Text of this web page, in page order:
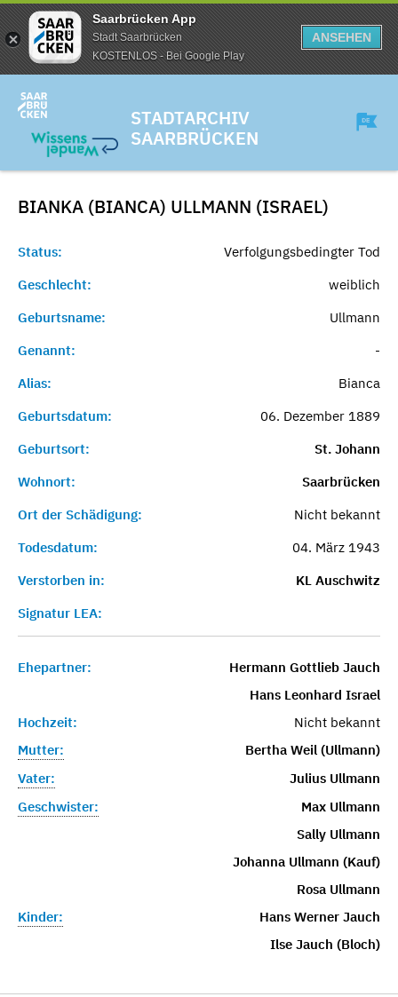
Saarbrücken App
Stadt Saarbrücken
KOSTENLOS - Bei Google Play
ANSEHEN
STADTARCHIV
SAARBRÜCKEN
BIANKA (BIANCA) ULLMANN (ISRAEL)
Status:
Verfolgungsbedingter Tod
Geschlecht:
weiblich
Geburtsname:
Ullmann
Genannt:
-
Alias:
Bianca
Geburtsdatum:
06. Dezember 1889
Geburtsort:
St. Johann
Wohnort:
Saarbrücken
Ort der Schädigung:
Nicht bekannt
Todesdatum:
04. März 1943
Verstorben in:
KL Auschwitz
Signatur LEA:
Ehepartner:
Hermann Gottlieb Jauch
Hans Leonhard Israel
Hochzeit:
Nicht bekannt
Mutter:
Bertha Weil (Ullmann)
Vater:
Julius Ullmann
Geschwister:
Max Ullmann
Sally Ullmann
Johanna Ullmann (Kauf)
Rosa Ullmann
Kinder:
Hans Werner Jauch
Ilse Jauch (Bloch)